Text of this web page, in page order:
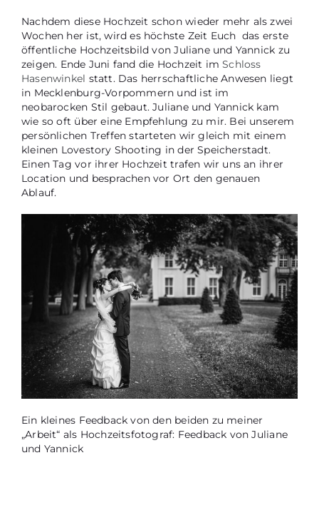
Nachdem diese Hochzeit schon wieder mehr als zwei
Wochen her ist, wird es höchste Zeit Euch das erste
öffentliche Hochzeitsbild von Juliane und Yannick zu
zeigen. Ende Juni fand die Hochzeit imSchloss
Hasenwinkel statt. Das herrschaftliche Anwesen liegt
in Mecklenburg-Vorpommern und ist im
neobarocken Stil gebaut. Juliane und Yannick kam
wie so oft über eine Empfehlung zu mir. Bei unserem
persönlichen Treffen starteten wir gleich mit einem
kleinen Lovestory Shooting in der Speicherstadt.
Einen Tag vor ihrer Hochzeit trafen wir uns an ihrer
Location und besprachen vor Ort den genauen
Ablauf.
Ein kleines Feedback von den beiden zu meiner
„Arbeit“ als Hochzeitsfotograf: Feedback von Juliane
und Yannick